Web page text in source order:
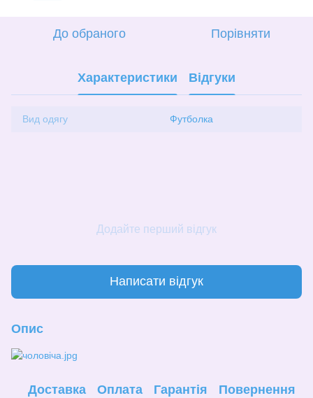
До обраного Порівняти
Характеристики Відгуки
Вид одягу Футболка
Додайте перший відгук
Написати відгук
Опис
Доставка Оплата Гарантія Повернення